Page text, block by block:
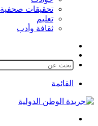
تحقيقات صحفية
تعليم
ثقافة وأدب
المظلم
القائمة